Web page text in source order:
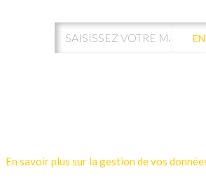
En savoir plus sur la gestion de vos